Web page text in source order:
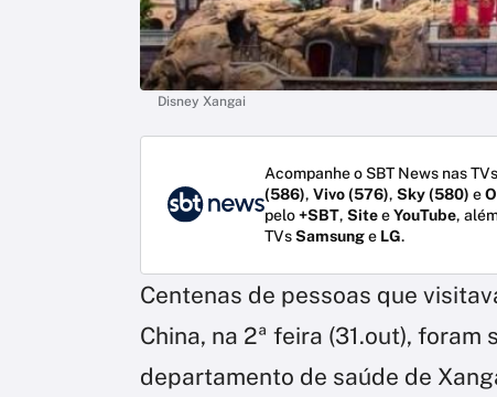
Disney Xangai
Acompanhe o SBT News nas
(586), Vivo (576), Sky (580) e
pelo+SBT, SiteeYouTube,
TVsSamsunge LG.
Centenas de pessoas que
China, na 2ª feira (31.out),
departamento de saúde de